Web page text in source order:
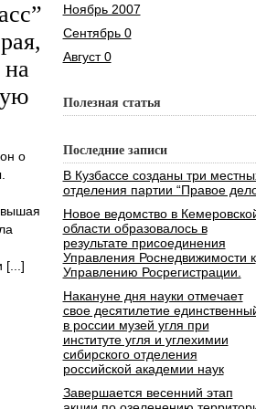
о
[...]
Ноябрь 2007
Сентябрь 0
Август 0
Полезная статья
Последние записи
В Кузбассе созданы три
отделения партии “Правое
Новое ведомство в
области образовалось в
результате присоединения
Управления Роснедвижимости к
Управлению Росрегистрации.
Накануне дня науки отмечает
свое десятилетие
в россии музей угля при
институте угля и углехимии
сибирского отделения
российской академии наук
Завершается весенний этап